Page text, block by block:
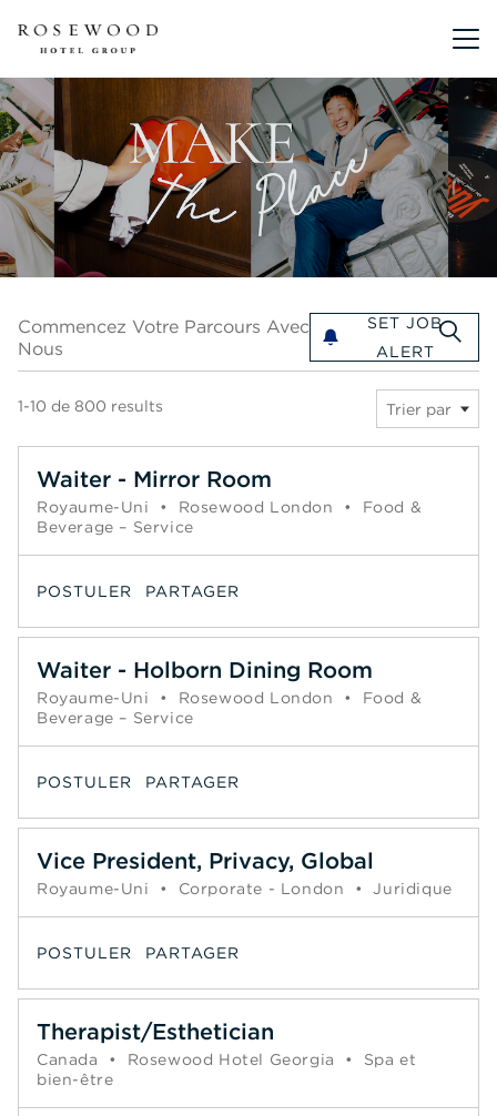
Menu
Commencez Votre Parcours Avec
Nous
SET JOB
ALERT
Commencez votre parcours avec nous
1-10 de 800 results Trier par
Waiter - Mirror Room
Royaume-Uni • Rosewood London •
Food &
Beverage – Service
POSTULER PARTAGER
Waiter - Holborn Dining Room
Royaume-Uni • Rosewood London •
Food &
Beverage – Service
POSTULER PARTAGER
Vice President, Privacy, Global
Royaume-Uni • Corporate - London • Juridique
POSTULER PARTAGER
Therapist/Esthetician
Canada • Rosewood Hotel Georgia •
Spa et
bien-être